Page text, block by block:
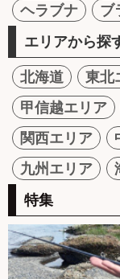
ヘラブナ
ブ
エリアから探
北海道 東北
甲信越エリア
関西エリア
九州エリア
特集